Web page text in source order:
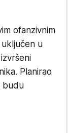
ofanzivnim
u
Planirao
budu